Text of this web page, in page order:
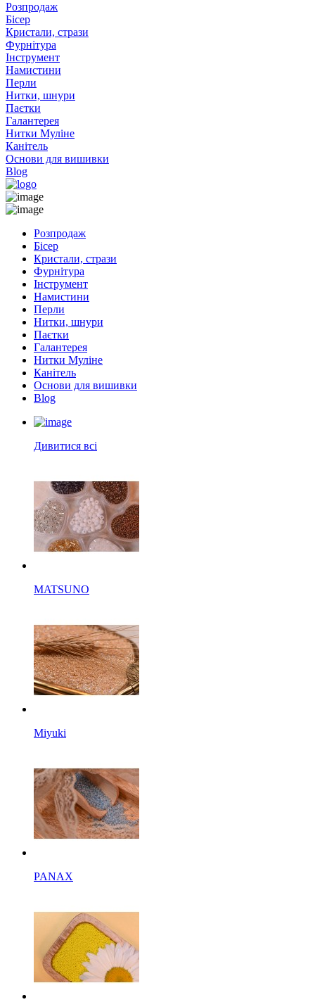
Розпродаж
Бісер
Кристали, стрази
Фурнітура
Інструмент
Намистини
Перли
Нитки, шнури
Паєтки
Галантерея
Нитки Муліне
Канітель
Основи для вишивки
Blog
Розпродаж
Бісер
Кристали, стрази
Фурнітура
Інструмент
Намистини
Перли
Нитки, шнури
Паєтки
Галантерея
Нитки Муліне
Канітель
Основи для вишивки
Blog
Дивитися всі
MATSUNO
Miyuki
PANAX